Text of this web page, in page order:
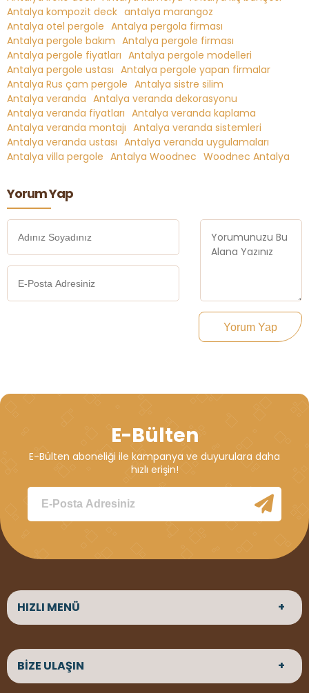
Antalya kompozit deck antalya marangoz
Antalya otel pergole Antalya pergola firması
Antalya pergole bakım Antalya pergole firması
Antalya pergole fiyatları Antalya pergole modelleri
Antalya pergole ustası Antalya pergole yapan firmalar
Antalya Rus çam pergole Antalya sistre silim
Antalya veranda Antalya veranda dekorasyonu
Antalya veranda fiyatları Antalya veranda kaplama
Antalya veranda montajı Antalya veranda sistemleri
Antalya veranda ustası Antalya veranda uygulamaları
Antalya villa pergole Antalya Woodnec Woodnec Antalya
Yorum Yap
Yorum Yap
E-Bülten
E-Bülten aboneliği ile kampanya ve duyurulara daha
hızlı erişin!
HIZLI MENÜ
ANASAYFA
HAKKIMIZDA
ÜRÜNLER
BİZE ULAŞIN